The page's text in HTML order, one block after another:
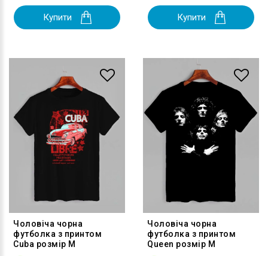
Купити Купити
Чоловіча чорна
футболка з принтом
Cuba розмір M
Чоловіча чорна
футболка з принтом
Queen розмір M